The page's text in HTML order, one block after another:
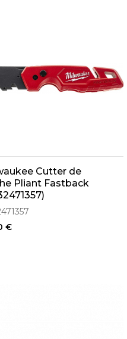
Cutter de
Pliant Fastback
€